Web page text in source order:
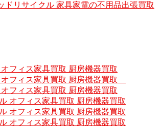
ドリサイクル 家具家電の不用品出張買取
フィス家具買取 厨房機器買取
フィス家具買取 厨房機器買取
フィス家具買取 厨房機器買取
オフィス家具買取 厨房機器買取
オフィス家具買取 厨房機器買取
オフィス家具買取 厨房機器買取